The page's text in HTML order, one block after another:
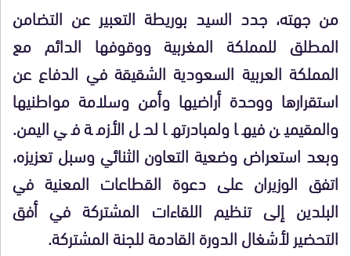
من جهته، جدد السيد بوريطة التعبير عن التضامن
المطلق للمملكة المغربية ووقوفها الدائم مع
المملكة العربية السعودية الشقيقة في الدفاع عن
استقرارها ووحدة أراضيها وأمن وسلامة مواطنيها
والمقيمين فيها ولمبادرتها لحل الأزمة في اليمن.
وبعد استعراض وضعية التعاون الثنائي وسبل تعزيزه،
اتفق الوزيران على دعوة القطاعات المعنية في
البلدين إلى تنظيم اللقاءات المشتركة في أفق
التحضير لأشغال الدورة القادمة للجنة المشتركة.